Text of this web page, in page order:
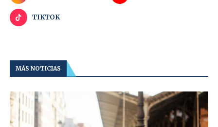
TIKTOK
MÁS NOTICIAS